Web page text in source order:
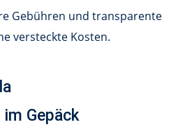
Gebühren und transparente
versteckte Kosten.
im Gepäck